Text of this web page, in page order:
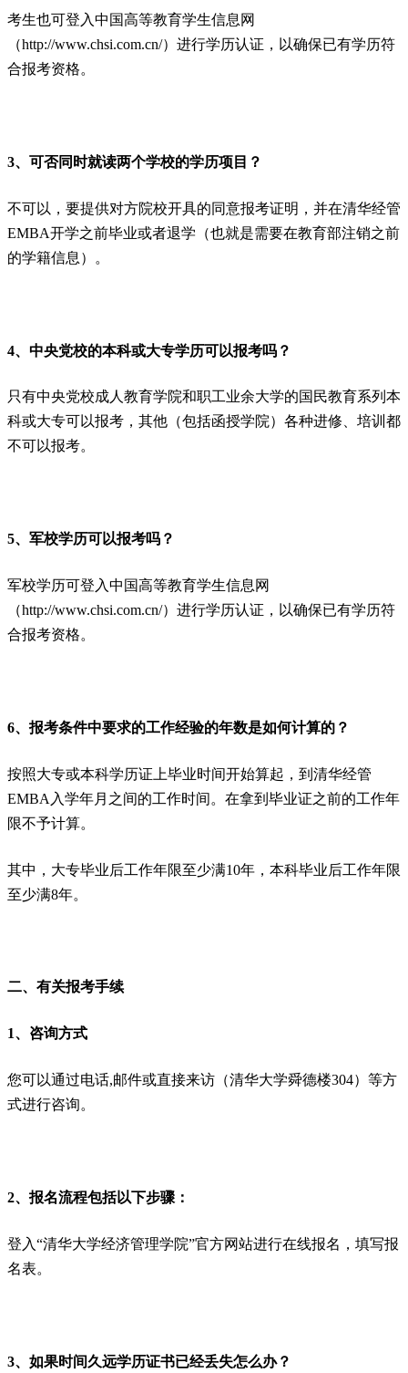
考生也可登入中国高等教育学生信息网
（http://www.chsi.com.cn/）进行学历认证，以确保已有学历符
合报考资格。
3、可否同时就读两个学校的学历项目？
不可以，要提供对方院校开具的同意报考证明，并在清华经管
EMBA开学之前毕业或者退学（也就是需要在教育部注销之前
的学籍信息）。
4、中央党校的本科或大专学历可以报考吗？
只有中央党校成人教育学院和职工业余大学的国民教育系列本
科或大专可以报考，其他（包括函授学院）各种进修、培训都
不可以报考。
5、军校学历可以报考吗？
军校学历可登入中国高等教育学生信息网
（http://www.chsi.com.cn/）进行学历认证，以确保已有学历符
合报考资格。
6、报考条件中要求的工作经验的年数是如何计算的？
按照大专或本科学历证上毕业时间开始算起，到清华经管
EMBA入学年月之间的工作时间。在拿到毕业证之前的工作年
限不予计算。
其中，大专毕业后工作年限至少满10年，本科毕业后工作年限
至少满8年。
二、有关报考手续
1、咨询方式
您可以通过电话,邮件或直接来访（清华大学舜德楼304）等方
式进行咨询。
2、报名流程包括以下步骤：
登入“清华大学经济管理学院”官方网站进行在线报名，填写报
名表。
3、如果时间久远学历证书已经丢失怎么办？